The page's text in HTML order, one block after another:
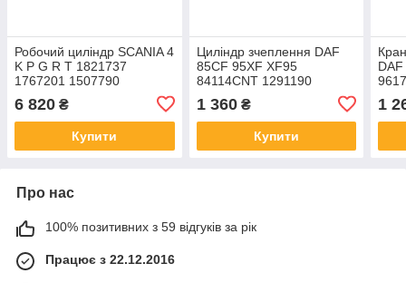
Робочий циліндр SCANIA 4
K P G R T 1821737
1767201 1507790
6 820 ₴
Купити
Циліндр зчеплення DAF
85CF 95XF XF95
84114CNT 1291190
1 360₴
Купити
1
Про нас
100% позитивних з 59 відгуків за рік
Працює з 22.12.2016